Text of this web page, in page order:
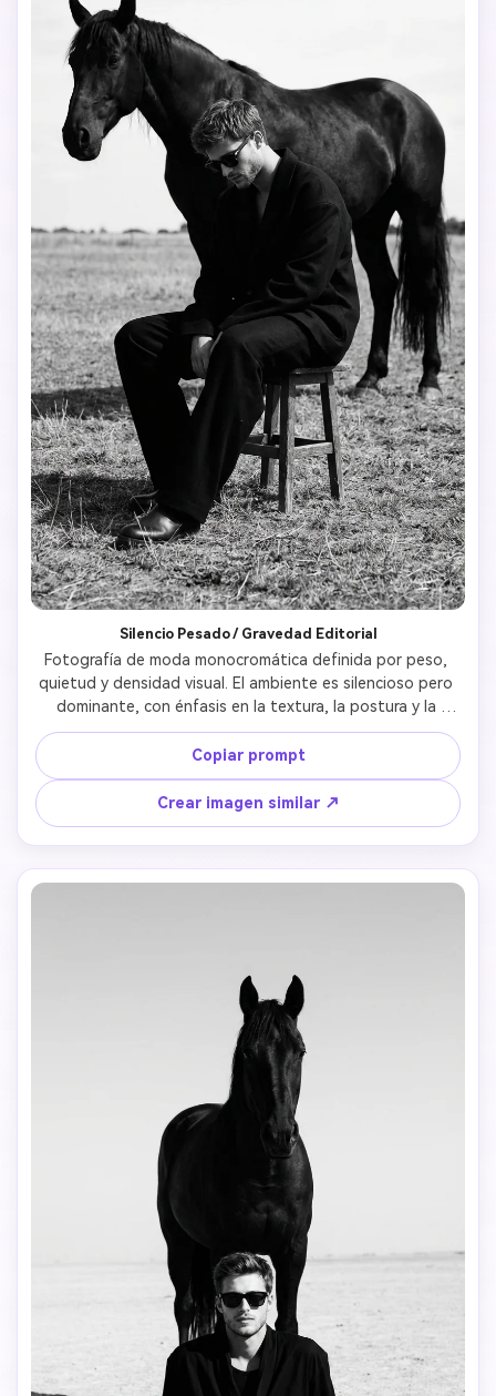
Silencio Pesado / Gravedad Editorial
Fotografía de moda monocromática definida por peso,
quietud y densidad visual. El ambiente es silencioso pero
dominante, con énfasis en la textura, la postura y la
presencia simbólica.
Copiar prompt
Crear imagen similar ↗